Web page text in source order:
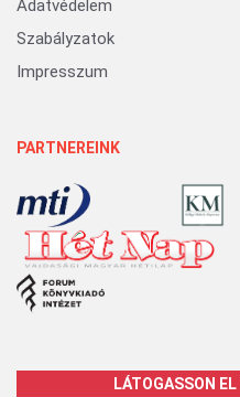
Adatvédelem
Szabályzatok
Impresszum
PARTNEREINK
LÁTOGASSON